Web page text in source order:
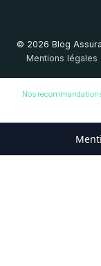
© 2026 Blog
Mentions légales
Nos